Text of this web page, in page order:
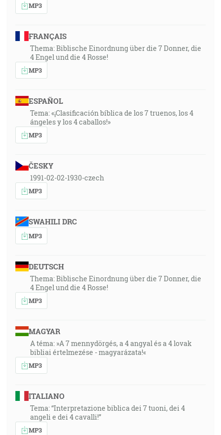
MP3
FRANÇAIS
Thema: Biblische Einordnung über die 7 Donner, die
4 Engel und die 4 Rosse!
MP3
ESPAÑOL
Tema: «¡Clasificación bíblica de los 7 truenos, los 4
ángeles y los 4 caballos!»
MP3
ČESKY
1991-02-02-1930-czech
MP3
SWAHILI DRC
MP3
DEUTSCH
Thema: Biblische Einordnung über die 7 Donner, die
4 Engel und die 4 Rosse!
MP3
MAGYAR
A téma: »A 7 mennydörgés, a 4 angyal és a 4 lovak
bibliai értelmezése - magyarázata!«
MP3
ITALIANO
Tema: “Interpretazione biblica dei 7 tuoni, dei 4
angeli e dei 4 cavalli!”
MP3